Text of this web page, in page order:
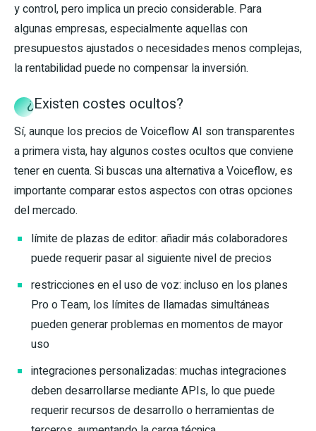
y control, pero implica un precio considerable. Para
algunas empresas, especialmente aquellas con
presupuestos ajustados o necesidades menos complejas,
la rentabilidad puede no compensar la inversión.
¿Existen costes ocultos?
Sí, aunque los precios de Voiceflow AI son transparentes
a primera vista, hay algunos costes ocultos que conviene
tener en cuenta. Si buscas una alternativa a Voiceflow, es
importante comparar estos aspectos con otras opciones
del mercado.
límite de plazas de editor: añadir más colaboradores
puede requerir pasar al siguiente nivel de precios
restricciones en el uso de voz: incluso en los planes
Pro o Team, los límites de llamadas simultáneas
pueden generar problemas en momentos de mayor
uso
integraciones personalizadas: muchas integraciones
deben desarrollarse mediante APIs, lo que puede
requerir recursos de desarrollo o herramientas de